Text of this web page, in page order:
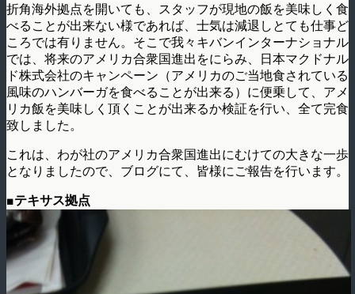
折角海外拠点を開いても、スタッフが現地の飯を美味しく食
べることが出来ない様であれば、士気は減退しとても仕事ど
ころでは有りません。そこで我々キバンインターナショナル
では、将来のアメリカ合衆国進出をにらみ、日本マクドナル
ド株式会社のキャンペーン（アメリカのご当地食されている
風味のハンバーガを食べることが出来る）に便乗して、アメ
リカ飯を美味しく頂くことが出来るか検証を行い、全て完食
致しました。
これは、わが社のアメリカ合衆国進出にむけての大きな一歩
となりましたので、ブログにて、皆様にご報告を行います。
■テキサス拠点